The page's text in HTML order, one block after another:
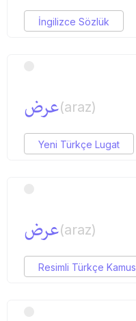
İngilizce Sözlük
عرض(araz)
Yeni Türkçe Lugat
عرض(araz)
Resimli Türkçe Kamus